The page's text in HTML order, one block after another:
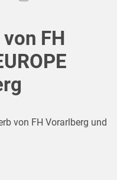
FH
von FH Vorarlberg und